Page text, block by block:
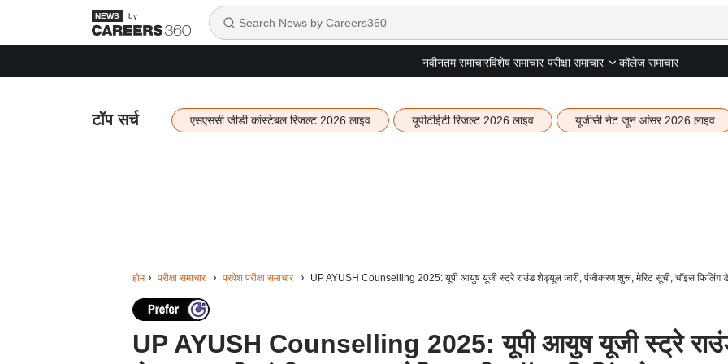
by
नवीनतम समाचारविशेष समाचार परीक्षा समाचार कॉलेज समाचार
टॉप सर्च एसएससी जीडी कांस्टेबल रिजल्ट 2026 लाइव यूपीटीईटी रिजल्ट 2026 लाइव यूजीसी नेट जून आंसर 2026 लाइव
होम परीक्षा समाचार प्रवेश परीक्षा समाचार UP AYUSH Counselling 2025: यूपी आयुष यूजी स्ट्रे राउंड शेड्यूल जारी, पंजीकरण शुरू, मेरिट सूची, चॉइस फिलिंग
UP AYUSH Counselling 2025: यूपी आयुष यूजी स्ट्रे